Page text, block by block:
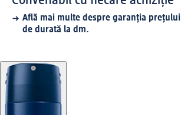
Află mai multe despre garanția prețului
de durată la dm.